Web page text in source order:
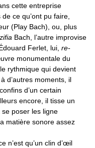
cette entreprise
ce qu’ont pu faire,
(Play Bach), ou, plus
Bach, l’autre improvise
Ferlet, lui, re-
monumentale du
rythmique qui devient
d’autres moments, il
d’un certain
encore, il tisse un
poser les ligne
matière sonore assez
n’est qu’un clin d’œil